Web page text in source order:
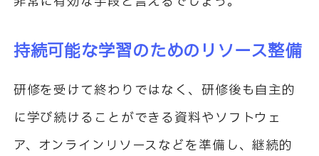
持続可能な学習のためのリソース整備
研修を受けて終わりではなく、研修後も自主的
に学び続けることができる資料やソフトウェ
ア、オンラインリソースなどを準備し、継続的